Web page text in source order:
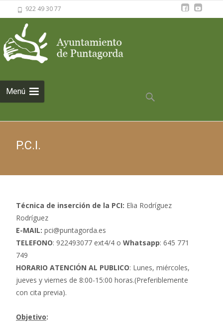
922 49 30 77
Menú
Saltar al
contenido
Buscar:
P.C.I.
Técnica de inserción de la PCI: Elia Rodríguez
Rodríguez
E-MAIL: pci@puntagorda.es
TELEFONO: 922493077 ext4/4 o Whatsapp: 645 771
749
HORARIO ATENCIÓN AL PUBLICO: Lunes, miércoles,
jueves y viernes de 8:00-15:00 horas.(Preferiblemente
con cita previa).
Objetivo: